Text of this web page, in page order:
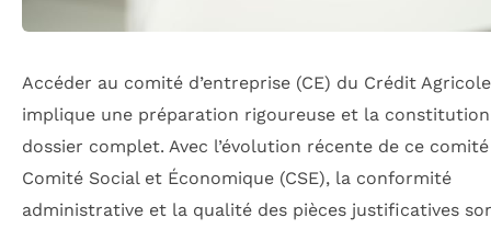
Accéder au comité d’entreprise (CE) du Crédit
implique une préparation rigoureuse et la constitution
dossier complet. Avec l’évolution récente de ce
Comité Social et Économique (CSE), la conformité
administrative et la qualité des pièces justificatives